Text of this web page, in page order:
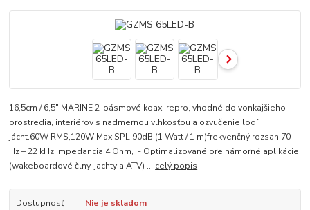
16,5cm / 6,5" MARINE 2-pásmové koax. repro, vhodné do vonkajšieho
prostredia, interiérov s nadmernou vlhkosťou a ozvučenie lodí,
jácht.60W RMS,120W Max,SPL 90dB (1 Watt / 1 m)frekvenčný rozsah 70
Hz – 22 kHz,impedancia 4 Ohm, - Optimalizované pre námorné aplikácie
(wakeboardové člny, jachty a ATV) ... celý popis
Dostupnosť Nie je skladom